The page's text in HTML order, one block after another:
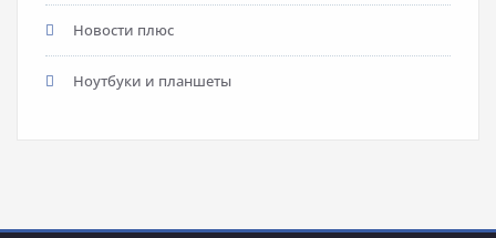
Новости плюс
Ноутбуки и планшеты